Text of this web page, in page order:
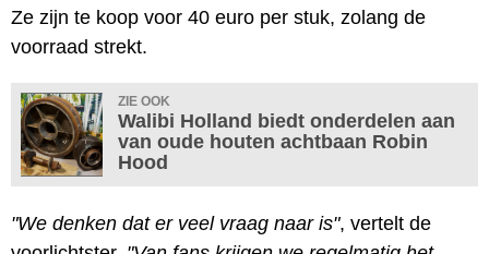
Ze zijn te koop voor 40 euro per stuk, zolang de
voorraad strekt.
ZIE OOK
Walibi Holland biedt onderdelen aan
van oude houten achtbaan Robin
Hood
"We denken dat er veel vraag naar is", vertelt de